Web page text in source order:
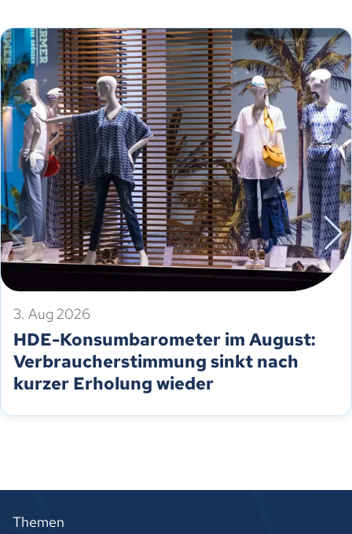
3. Aug 2026
HDE-Konsumbarometer im August:
Verbraucherstimmung sinkt nach
kurzer Erholung wieder
Themen